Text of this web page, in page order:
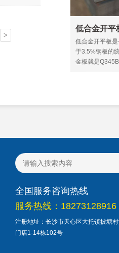
>
低合金开平
低合金开平板
于3.5%钢板的
金板就是Q345B
全国服务咨询热线
服务热线：18273128916
注册地址：长沙市天心区大托镇披塘
门店1-14栋102号